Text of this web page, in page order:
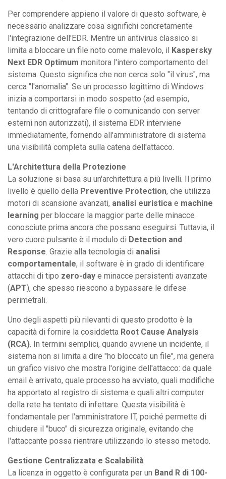
Per comprendere appieno il valore di questo software, è
necessario analizzare cosa significhi concretamente
l'integrazione dell'EDR. Mentre un antivirus classico si
limita a bloccare un file noto come malevolo, il Kaspersky
Next EDR Optimum monitora l'intero comportamento del
sistema. Questo significa che non cerca solo "il virus", ma
cerca "l'anomalia". Se un processo legittimo di Windows
inizia a comportarsi in modo sospetto (ad esempio,
tentando di crittografare file o comunicando con server
esterni non autorizzati), il sistema EDR interviene
immediatamente, fornendo all'amministratore di sistema
una visibilità completa sulla catena dell'attacco.
L'Architettura della Protezione
La soluzione si basa su un'architettura a più livelli. Il primo
livello è quello della Preventive Protection, che utilizza
motori di scansione avanzati, analisi euristica e machine
learning per bloccare la maggior parte delle minacce
conosciute prima ancora che possano eseguirsi. Tuttavia, il
vero cuore pulsante è il modulo di Detection and
Response. Grazie alla tecnologia di analisi
comportamentale, il software è in grado di identificare
attacchi di tipo zero-day e minacce persistenti avanzate
(APT), che spesso riescono a bypassare le difese
perimetrali.
Uno degli aspetti più rilevanti di questo prodotto è la
capacità di fornire la cosiddetta Root Cause Analysis
(RCA). In termini semplici, quando avviene un incidente, il
sistema non si limita a dire "ho bloccato un file", ma genera
un grafico visivo che mostra l'origine dell'attacco: da quale
email è arrivato, quale processo ha avviato, quali modifiche
ha apportato al registro di sistema e quali altri computer
della rete ha tentato di infettare. Questa visibilità è
fondamentale per l'amministratore IT, poiché permette di
chiudere il "buco" di sicurezza originale, evitando che
l'attaccante possa rientrare utilizzando lo stesso metodo.
Gestione Centralizzata e Scalabilità
La licenza in oggetto è configurata per un Band R di 100-